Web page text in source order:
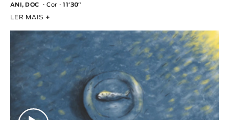
ANI, DOC
Cor 11′30″
LER MAIS +